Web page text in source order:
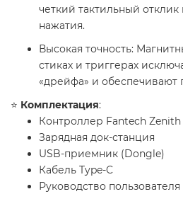
четкий тактильный
нажатия.
​Высокая точность:
стиках и триггерах
«дрейфа» и обеспечивают
⭐️ Комплектация:
Контроллер Fantech Zenith
Зарядная док-станция
USB-приемник (Dongle)
Кабель Type-C
Руководство пользователя​